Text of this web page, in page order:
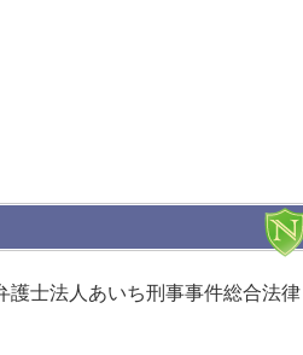
護士法人あいち刑事事件総合法律